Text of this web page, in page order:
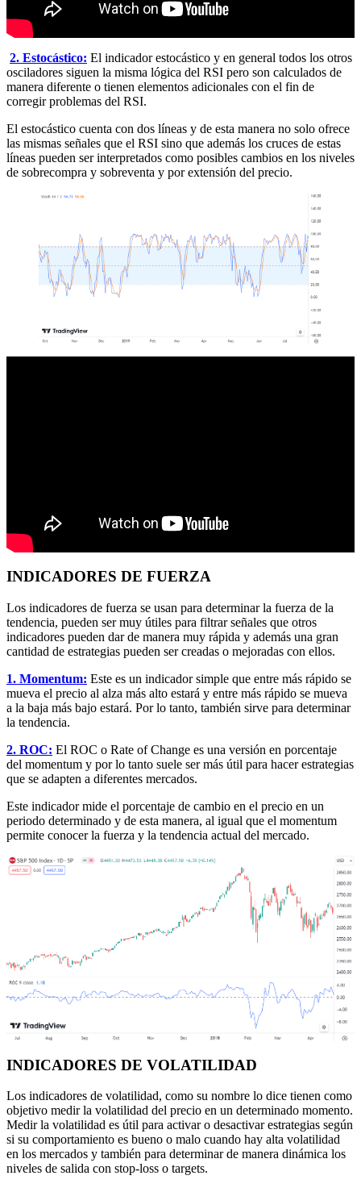
2. Estocástico: El indicador estocástico y en general todos los otros
osciladores siguen la misma lógica del RSI pero son calculados de
manera diferente o tienen elementos adicionales con el fin de
corregir problemas del RSI.
El estocástico cuenta con dos líneas y de esta manera no solo ofrece
las mismas señales que el RSI sino que además los cruces de estas
líneas pueden ser interpretados como posibles cambios en los niveles
de sobrecompra y sobreventa y por extensión del precio.
INDICADORES DE FUERZA
Los indicadores de fuerza se usan para determinar la fuerza de la
tendencia, pueden ser muy útiles para filtrar señales que otros
indicadores pueden dar de manera muy rápida y además una gran
cantidad de estrategias pueden ser creadas o mejoradas con ellos.
1. Momentum: Este es un indicador simple que entre más rápido se
mueva el precio al alza más alto estará y entre más rápido se mueva
a la baja más bajo estará. Por lo tanto, también sirve para determinar
la tendencia.
2. ROC: El ROC o Rate of Change es una versión en porcentaje
del momentum y por lo tanto suele ser más útil para hacer estrategias
que se adapten a diferentes mercados.
Este indicador mide el porcentaje de cambio en el precio en un
periodo determinado y de esta manera, al igual que el momentum
permite conocer la fuerza y la tendencia actual del mercado.
INDICADORES DE VOLATILIDAD
Los indicadores de volatilidad, como su nombre lo dice tienen como
objetivo medir la volatilidad del precio en un determinado momento.
Medir la volatilidad es útil para activar o desactivar estrategias según
si su comportamiento es bueno o malo cuando hay alta volatilidad
en los mercados y también para determinar de manera dinámica los
niveles de salida con stop-loss o targets.